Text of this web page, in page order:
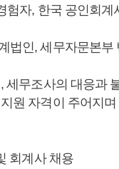
험자, 한국 공인회
법인, 세무자문본부
세무조사의 대응과
원 자격이 주어지
회계사 채용